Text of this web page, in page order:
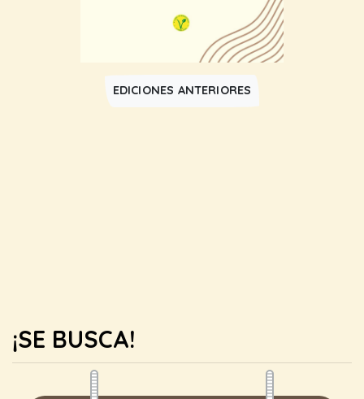
EDICIONES ANTERIORES
¡SE BUSCA!